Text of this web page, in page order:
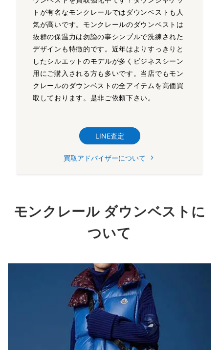
トが有名なモンクレールではダウンベストも人
気が高いです。モンクレールのダウンベストは
抜群の保温力は勿論の事シンプルで洗練された
デザインも特徴的です。近年はよりすっきりと
したシルエットのモデルが多くビジネスシーン
用にご購入される方も多いです。当店でもモン
クレールのダウンベストの全アイテムを高価買
取しております。是非ご依頼下さい。
LINE査定
買取アドバイザーについて
モンクレール ダウンベストに
ついて